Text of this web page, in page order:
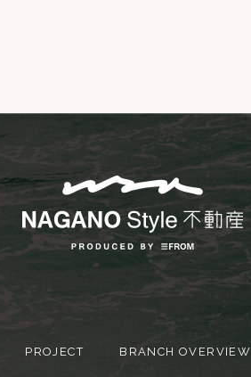
PROJECT BRANCH OVERVIEW